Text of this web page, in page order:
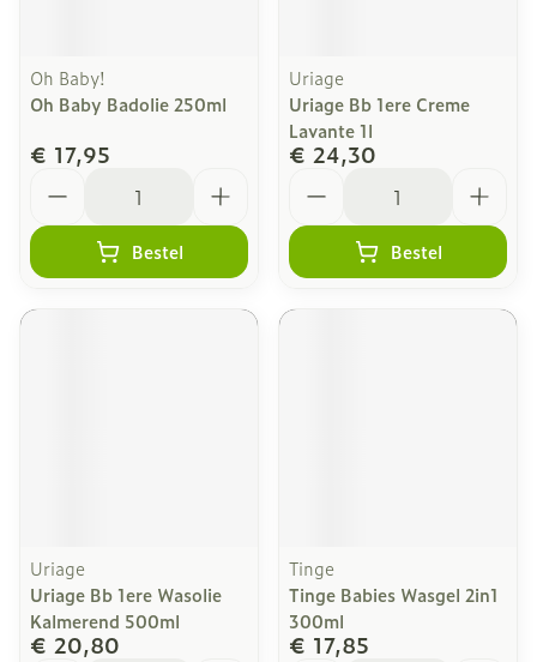
Oh Baby!
Oh Baby Badolie 250ml
€ 17,95
Bestel
Uriage
Uriage Bb 1ere Creme
Lavante 1l
€ 24,30
Bestel
Uriage
Uriage Bb 1ere Wasolie
Kalmerend 500ml
€ 20,80
Tinge
Tinge Babies Wasgel 2in1
300ml
€ 17,85